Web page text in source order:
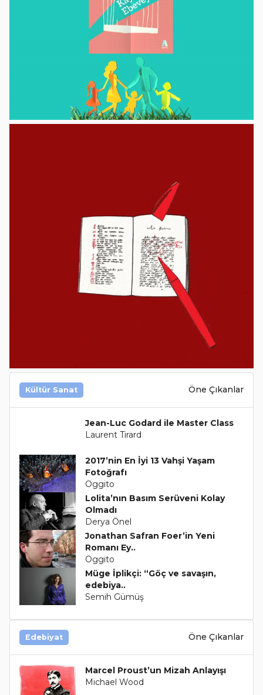
Kültür Sanat Öne Çıkanlar
Jean-Luc Godard ile Master Class
Laurent Tirard
2017’nin En İyi 13 Vahşi Yaşam
Fotoğrafı
Oggito
Lolita’nın Basım Serüveni Kolay
Olmadı
Derya Önel
Jonathan Safran Foer’in Yeni
Romanı Ey..
Oggito
Müge İplikçi: “Göç ve savaşın,
edebiya..
Semih Gümüş
Edebiyat Öne Çıkanlar
Marcel Proust’un Mizah Anlayışı
Michael Wood